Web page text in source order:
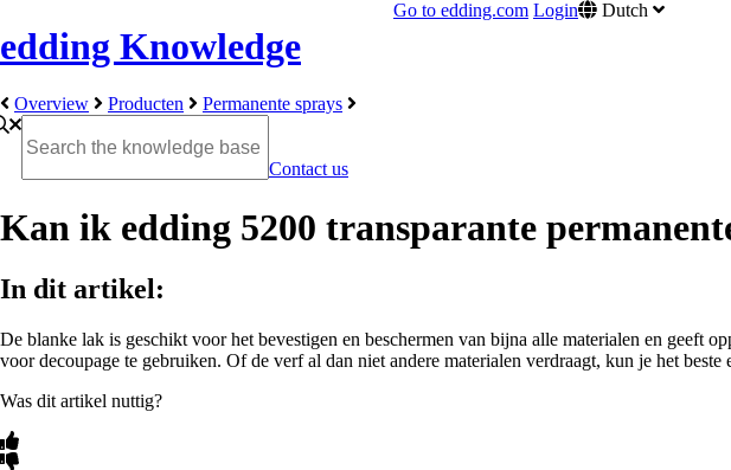
edding Knowledge
Dutch
Go to edding.com Login
Overview Producten Permanente sprays
Contact us
Kan ik edding 5200 transparante
In dit artikel:
De blanke lak is geschikt voor het bevestigen en beschermen van bijna alle materialen en
voor decoupage te gebruiken. Of de verf al dan niet andere materialen verdraagt, kun je het
Was dit artikel nuttig?